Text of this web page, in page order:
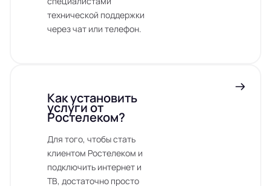
технической поддержки
через чат или телефон.
Как установить
услуги от
Ростелеком?
Для того, чтобы стать
клиентом Ростелеком и
подключить интернет и
ТВ, достаточно просто